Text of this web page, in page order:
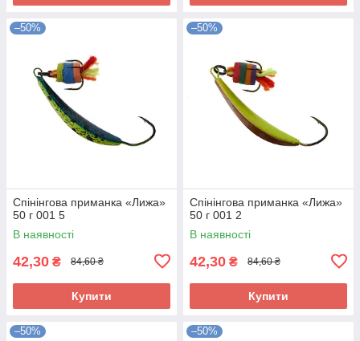
–50%
Спінінгова приманка «Лижа»
50 г 001 5
В наявності
42,30 ₴ 84,60 ₴
Купити
–50%
Спінінгова приманка «Лижа»
50 г 001 2
В наявності
42,30 ₴ 84,60 ₴
Купити
–50% –50%